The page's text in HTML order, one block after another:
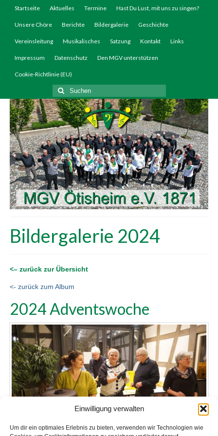
Einwilligung verwalten
Um dir ein optimales Erlebnis zu bieten, verwenden wir Technologien wie
Startseite Aktuelles Termine Hast Du Lust, mit uns zu singen?
Unsere Chöre Berichte Bildergalerie Geschichte
Vereinsleitung Musikalisches Satzung Kontakt Links
Impressum Datenschutz Den MGV unterstützen
Cookie-Richtlinie (EU)
Suchen
nach:
Bildergalerie 2024
<– zurück zur Übersicht
<- zurück zum Album
2024 Adventswoche